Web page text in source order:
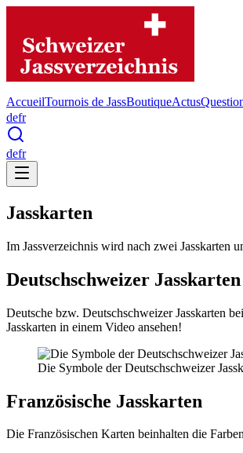
AccueilTournois de JassBoutiqueActus
defr
defr
Jasskarten
Im Jassverzeichnis wird nach zwei Jasskarten
Deutschschweizer Jasskarten
Deutsche bzw. Deutschschweizer Jasskarten
Jasskarten in einem Video ansehen!
Die Symbole der Deutschschweizer
Französische Jasskarten
Die Französischen Karten beinhalten die